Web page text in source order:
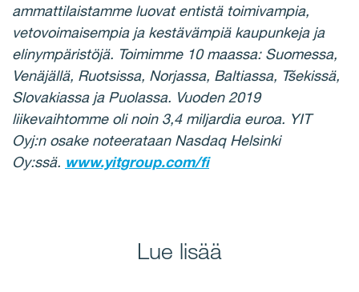
ammattilaistamme luovat entistä toimivampia,
vetovoimaisempia ja kestävämpiä kaupunkeja ja
elinympäristöjä. Toimimme 10 maassa: Suomessa,
Venäjällä, Ruotsissa, Norjassa, Baltiassa, Tšekissä,
Slovakiassa ja Puolassa. Vuoden 2019
liikevaihtomme oli noin 3,4 miljardia euroa. YIT
Oyj:n osake noteerataan Nasdaq Helsinki
Oy:ssä. www.yitgroup.com/fi
Lue lisää